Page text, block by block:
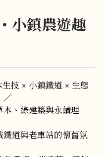
小鎮農遊趣
技 × 小鎮鐵道 × 生態
／
、綠建築與永續理
道與老車站的懷舊氛